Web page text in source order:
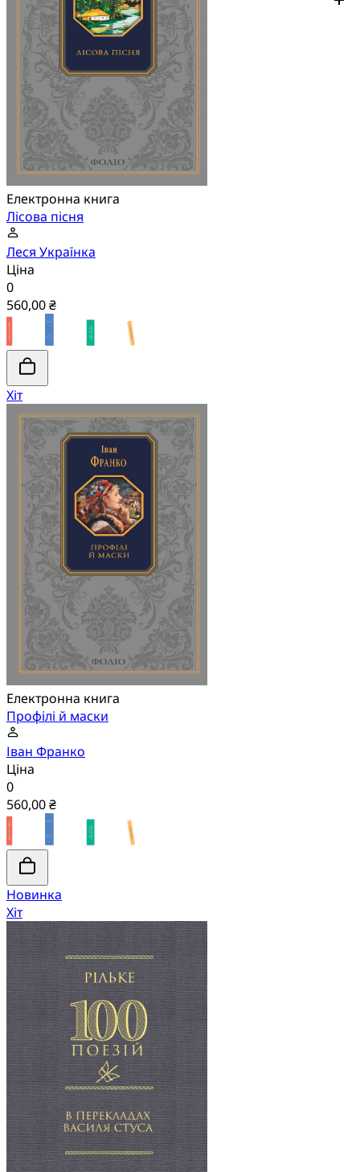
Електронна книга
Лісова пісня
Леся Українка
Ціна
0
560,00 ₴
Хіт
Електронна книга
Профілі й маски
Іван Франко
Ціна
0
560,00 ₴
Новинка
Хіт